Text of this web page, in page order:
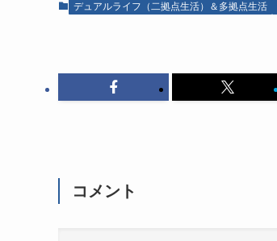
デュアルライフ（二拠点生活）＆多拠点生活
コメント